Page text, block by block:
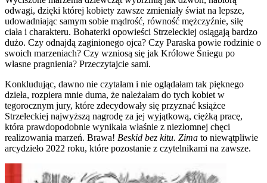
odwagi, dzięki której kobiety zawsze zmieniały świat na lepsze,
udowadniając samym sobie mądrość, równość mężczyźnie, siłę
ciała i charakteru. Bohaterki opowieści Strzeleckiej osiągają bardzo
dużo. Czy odnajdą zaginionego ojca? Czy Paraska powie rodzinie o
swoich marzeniach? Czy wzniosą się jak Królowe Śniegu po
własne pragnienia? Przeczytajcie sami.
Konkludując, dawno nie czytałam i nie oglądałam tak pięknego
dzieła, rozpiera mnie duma, że należałam do tych kobiet w
tegorocznym jury, które zdecydowały się przyznać książce
Strzeleckiej najwyższą nagrodę za jej wyjątkową, ciężką pracę,
która prawdopodobnie wynikała właśnie z niezłomnej chęci
realizowania marzeń. Brawa! Beskid bez kitu. Zima to niewątpliwie
arcydzieło 2022 roku, które pozostanie z czytelnikami na zawsze.